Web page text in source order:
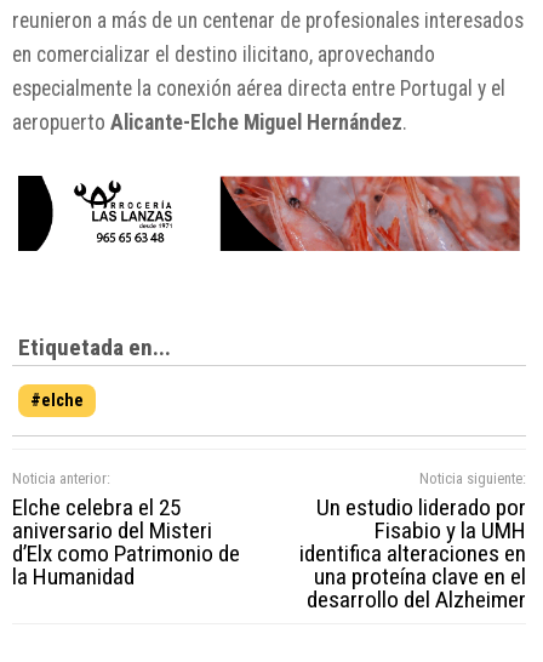
reunieron a más de un centenar de profesionales interesados
en comercializar el destino ilicitano, aprovechando
especialmente la conexión aérea directa entre Portugal y el
aeropuerto Alicante-Elche Miguel Hernández.
Etiquetada en...
#elche
Noticia anterior:
Elche celebra el 25
aniversario del Misteri
d’Elx como Patrimonio de
la Humanidad
Noticia siguiente:
Un estudio liderado por
Fisabio y la UMH
identifica alteraciones en
una proteína clave en el
desarrollo del Alzheimer